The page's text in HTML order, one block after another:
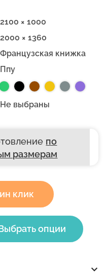
2100 × 1000
2000 × 1360
Французская книжка
Ппу
Не выбраны
по
размерам
клик
опции